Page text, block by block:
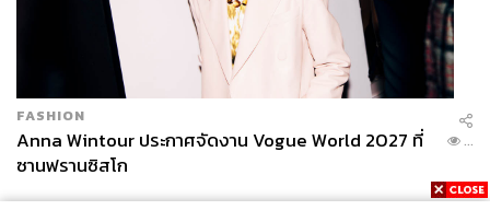
การจะผลักดันให้แพลตฟอร์มของตัวเองเป็นที่นิยมได้นั้น พิภา
วินบอกว่าต้องปรับมุมคิดพอสมควร เนื่องจากผู้ให้บริการ
กระเป๋าสตางค์ออนไลน์ในปัจจุบันส่วนใหญ่จะวัดความนิยม
ในการใช้งานหรือ KPI (Key Performance Indicator) ผ่าน
ตัวเลขมูลค่าเงินหมุนเวียนในระบบเป็นหลัก ทั้งที่ในความเป็น
จริงแล้วการวัดจากจำนวนการทำธุรกรรมจะทำให้เห็นภาพ
FASHION
Anna Wintour ประกาศจัดงาน Vogue World 2027 ที่
ซานฟรานซิสโก
...